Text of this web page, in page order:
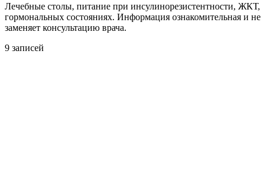
Лечебные столы, питание при инсулинорезистентности, ЖКТ,
гормональных состояниях. Информация ознакомительная и не
заменяет консультацию врача.
9 записей